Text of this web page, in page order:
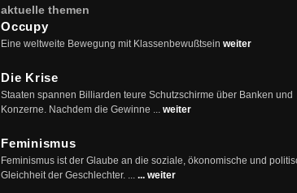
aktuelle themen
Occupy
Eine weltweite Bewegung mit Klassenbewußtsein weiter
Die Krise
Staaten spannen Billiarden teure Schutzschirme über Banken und
Konzerne. Nachdem die Gewinne ... weiter
Feminismus
Feminismus ist der Glaube an die soziale, ökonomische und
Gleichheit der Geschlechter. ... ... weiter